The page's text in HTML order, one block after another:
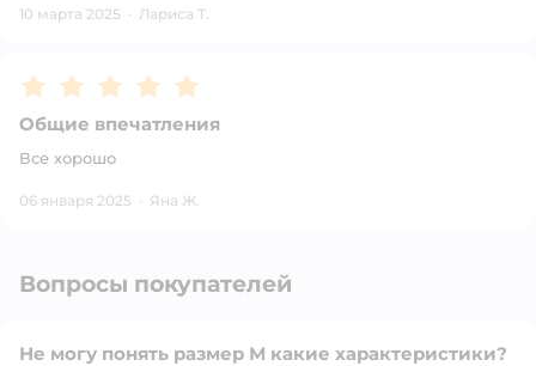
10 марта 2025 · Лариса Т.
Рейтинг:5
Общие впечатления
Все хорошо
06 января 2025 · Яна Ж.
Вопросы покупателей
Не могу понять размер М какие характеристики?